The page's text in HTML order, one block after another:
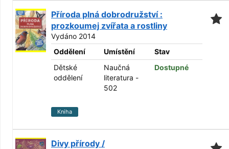
Příroda plná dobrodružství :
prozkoumej zvířata a rostliny
Vydáno 2014
Oddělení
Umístění
Stav
Dětské
oddělení
Naučná
literatura -
502
Dostupné
Kniha
Divy přírody /